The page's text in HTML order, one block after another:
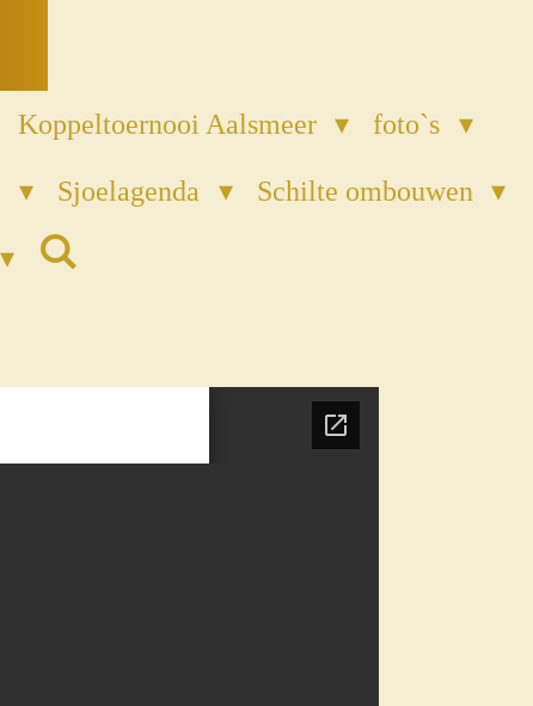
Koppeltoernooi Aalsmeer foto`s
Sjoelagenda Schilte ombouwen